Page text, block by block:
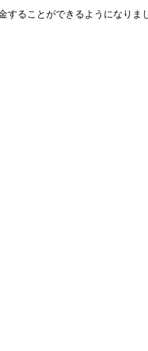
することができるようになりま